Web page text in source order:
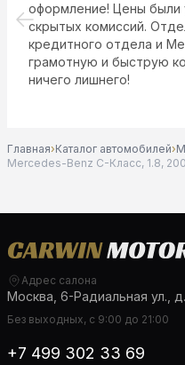
оформление! Цены были
скрытых комиссий.
кредитного отдела и
грамотную и быструю
ничего лишнего!
Главная›Каталог автомобилей›
Mercedes-Benz C-Класс, 1.8,
Адрес салона
Москва, 6-Радиальная ул.,
Без выходных, с 9:00 до 21:00
+7 499 302 33 69